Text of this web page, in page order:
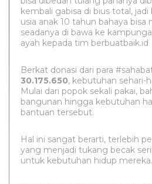
kembali gabisa di bius total,
usia anak 10 tahun bahaya bisa
seadanya di bawa ke
ayah kepada tim berbuatbaik.id
Berkat donasi dari para
30.175.650, kebutuhan sehari-
Mulai dari popok sekali pakai,
bangunan hingga kebutuhan
bantuan tersebut.
Hal ini sangat berarti, terlebih
yang menjadi tukang becak
untuk kebutuhan hidup mereka.